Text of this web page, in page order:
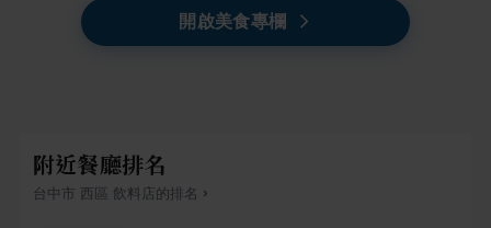
開啟美食專欄
附近餐廳排名
台中市 西區 飲料店的排名 ›